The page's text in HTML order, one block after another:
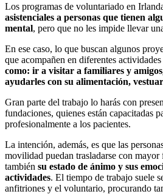
Los programas de voluntariado en
asistenciales a personas que tienen
mental, pero que no les impide llevar
En ese caso, lo que buscan algunos
que acompañen en diferentes
como: ir a visitar a familiares y
ayudarles con su alimentación,
Gran parte del trabajo lo harás con
fundaciones, quienes están capacitadas
profesionalmente a los pacientes.
La intención, además, es que las
movilidad puedan trasladarse con
también su estado de ánimo y sus
actividades. El tiempo de trabajo suele
anfitriones y el voluntario, procurando